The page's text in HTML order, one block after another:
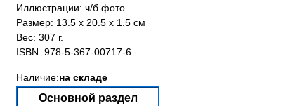
Иллюстрации: ч/б фото
Размер: 13.5 x 20.5 x 1.5 см
Вес: 307 г.
ISBN: 978-5-367-00717-6
Наличие:на складе
Основной раздел